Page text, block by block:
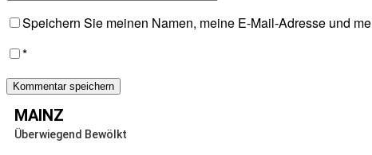
Speichern Sie meinen Namen, meine E-Mail-Adresse und
*
MAINZ
Überwiegend Bewölkt